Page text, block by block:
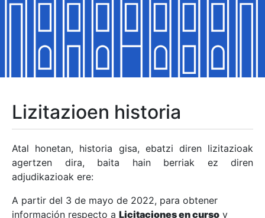
Erakutsi/Ezkutatu
Erakutsi/Ezkutatu
Erakutsi/Ezkutatu
Erakutsi/Ezkutatu
Erakutsi/Ezkutatu
Lizitazioen historia
Atal honetan, historia gisa, ebatzi diren lizitazioak
agertzen dira, baita hain berriak ez diren
adjudikazioak ere:
A partir del 3 de mayo de 2022, para obtener
información respecto a Licitaciones en curso y